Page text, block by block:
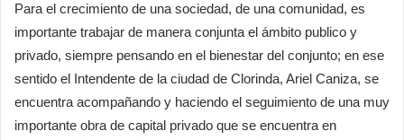
Para el crecimiento de una sociedad, de una comunidad, es
importante trabajar de manera conjunta el ámbito publico y
privado, siempre pensando en el bienestar del conjunto; en ese
sentido el Intendente de la ciudad de Clorinda, Ariel Caniza, se
encuentra acompañando y haciendo el seguimiento de una muy
importante obra de capital privado que se encuentra en